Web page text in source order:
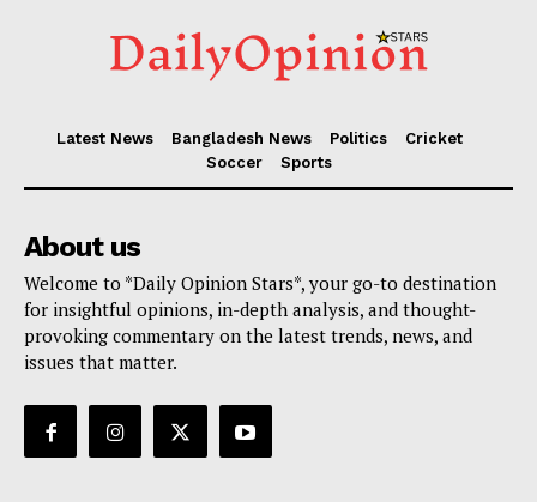
Latest News Bangladesh News Politics
Cricket
Soccer
Sports
About us
Welcome to *Daily Opinion Stars*, your go-to destination
for insightful opinions, in-depth analysis, and thought-
provoking commentary on the latest trends, news, and
issues that matter.